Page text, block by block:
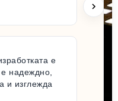
е
надеждно,
и изглежда